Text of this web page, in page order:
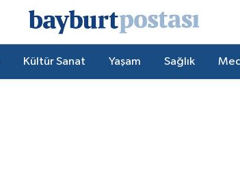
Kültür Sanat Yaşam Sağlık